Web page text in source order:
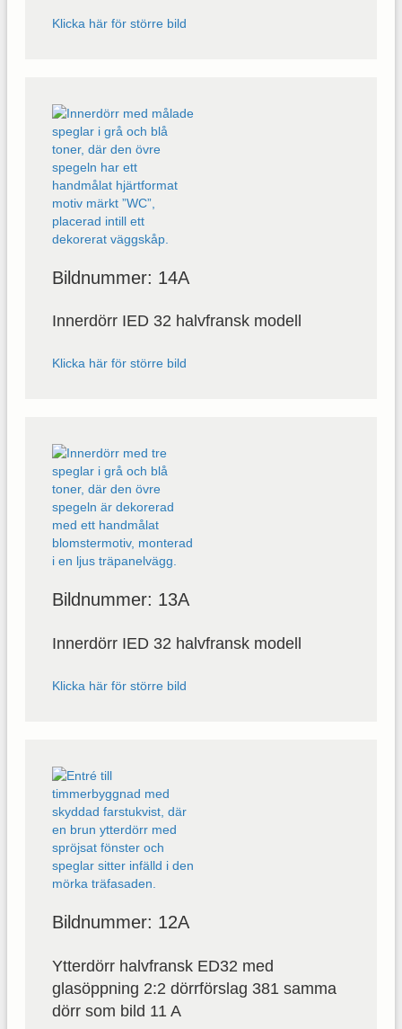
Klicka här för större bild
Bildnummer: 14A
Innerdörr IED 32 halvfransk modell
Klicka här för större bild
Bildnummer: 13A
Innerdörr IED 32 halvfransk modell
Klicka här för större bild
Bildnummer: 12A
Ytterdörr halvfransk ED32 med
glasöppning 2:2 dörrförslag 381 samma
dörr som bild 11 A